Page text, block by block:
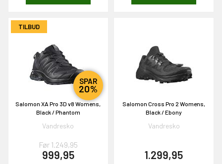
TILBUD
SPAR
20%
Salomon XA Pro 3D v8 Womens,
Black / Phantom
Vandresko
Før 1.249,95
999,95
Salomon Cross Pro 2 Womens,
Black / Ebony
Vandresko
1.299,95